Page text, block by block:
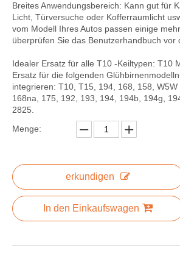
Breites Anwendungsbereich: Kann gut für
Licht, Türversuche oder Kofferraumlicht
vom Modell Ihres Autos passen einige
überprüfen Sie das Benutzerhandbuch vor
Idealer Ersatz für alle T10 -Keiltypen: T10
Ersatz für die folgenden
integrieren: T10, T15, 194, 168, 158,
168na, 175, 192, 193, 194, 194b, 194g,
2825.
Menge:
erkundigen
In den Einkaufswagen